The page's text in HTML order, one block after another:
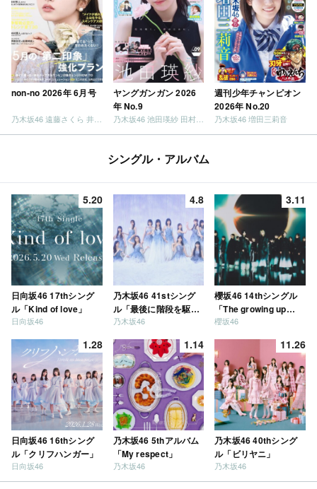
non-no 2026年 6月号
ヤングガンガン 2026
年 No.9
乃木坂46 池田瑛紗 田村真佑
週刊少年チャンピオン
2026年 No.20
乃木坂46 増田三莉音
シングル・アルバム
5.20
日向坂46 17thシング
ル「Kind of love」
日向坂46
4.8
乃木坂46 41stシング
ル「最後に階段を駆け
上がったのはいつ
乃木坂46
3.11
櫻坂46 14thシングル
「The growing up
train」
櫻坂46
1.28
日向坂46 16thシング
ル「クリフハンガー」
日向坂46
1.14
乃木坂46 5thアルバム
「My respect」
乃木坂46
11.26
乃木坂46 40thシング
ル「ビリヤニ」
乃木坂46